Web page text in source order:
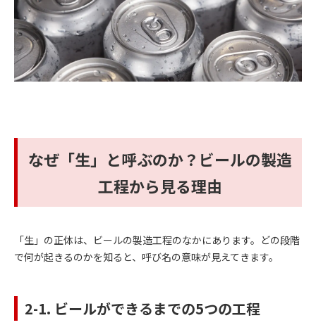
なぜ「生」と呼ぶのか？ビールの製造
工程から見る理由
「生」の正体は、ビールの製造工程のなかにあります。どの段階
で何が起きるのかを知ると、呼び名の意味が見えてきます。
2-1. ビールができるまでの5つの工程